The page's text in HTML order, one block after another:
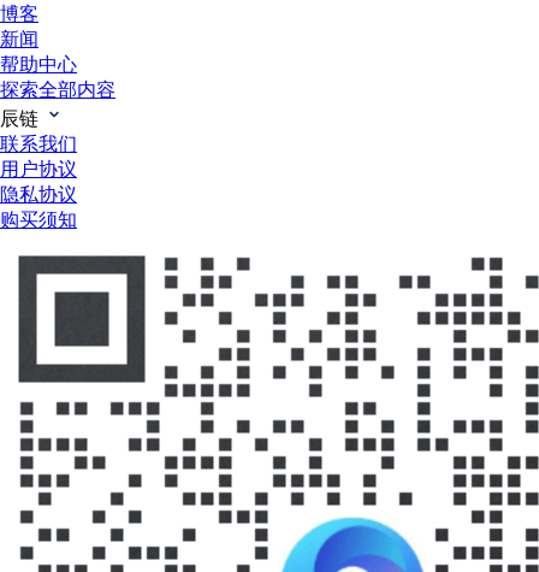
博客
新闻
帮助中心
探索全部内容
辰链
联系我们
用户协议
隐私协议
购买须知